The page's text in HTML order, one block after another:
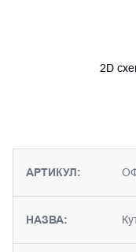
2D
АРТИКУЛ:
НАЗВА: